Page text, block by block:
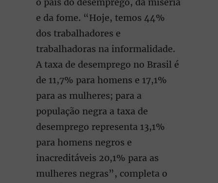
e da fome. “Hoje, temos 44%
dos trabalhadores e
trabalhadoras na informalidade.
A taxa de desemprego no Brasil é
de 11,7% para homens e 17,1%
para as mulheres; para a
população negra a taxa de
desemprego representa 13,1%
para homens negros e
inacreditáveis 20,1% para as
mulheres negras”, completa o